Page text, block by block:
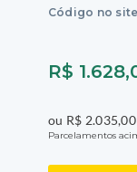
Código no site
R$ 1.628,
ou R$ 2.035,00
Parcelamentos